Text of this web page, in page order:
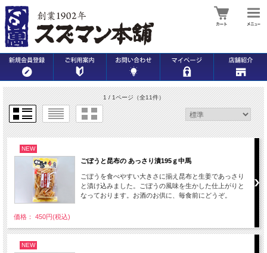
1 / 1ページ（全11件）
NEW
ごぼうと昆布の あっさり漬195ｇ中馬
ごぼうを食べやすい大きさに揃え昆布と生姜であっさり
と漬け込みました。ごぼうの風味を生かした仕上がりと
なっております。お酒のお供に、毎食前にどうぞ。
価格： 450円(税込)
NEW